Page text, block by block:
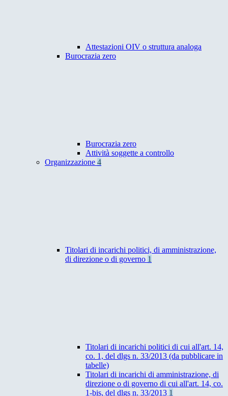
Attestazioni OIV o struttura analoga
Burocrazia zero
Burocrazia zero
Attività soggette a controllo
Organizzazione 4
Titolari di incarichi politici, di amministrazione,
di direzione o di governo 1
Titolari di incarichi politici di cui all'art. 14,
co. 1, del dlgs n. 33/2013 (da pubblicare in
tabelle)
Titolari di incarichi di amministrazione, di
direzione o di governo di cui all'art. 14, co.
1-bis, del dlgs n. 33/2013 1